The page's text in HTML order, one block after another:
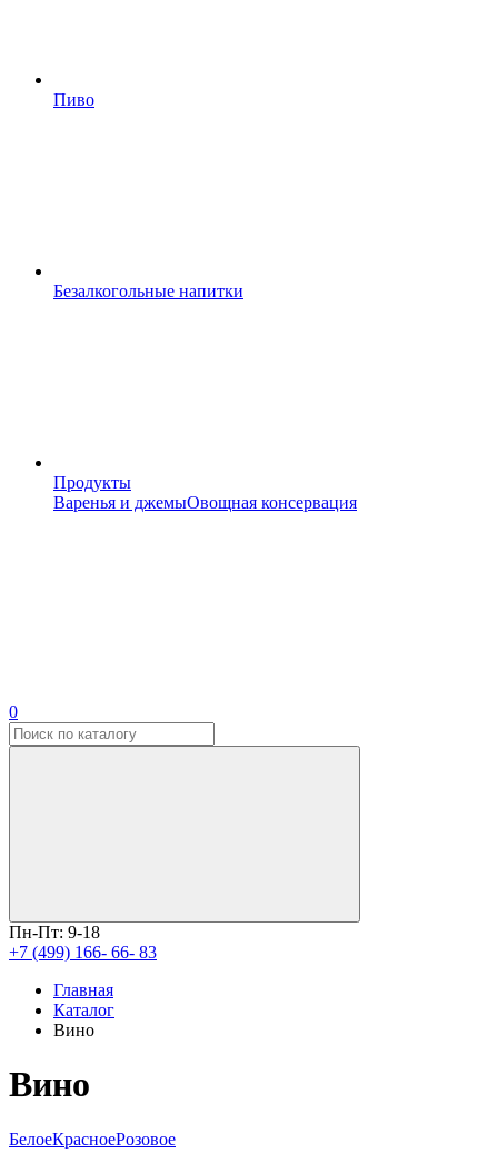
Пиво
Безалкогольные напитки
Продукты
Варенья и джемыОвощная консервация
0
Пн-Пт: 9-18
+7 (499) 166- 66- 83
Главная
Каталог
Вино
Вино
БелоеКрасноеРозовое